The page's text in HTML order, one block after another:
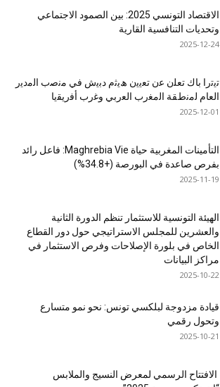
الاقتصاد التونسي 2025: بين الصمود الاجتماعي
وتحديات التنافسية القارية
2025-12-24
ﺗﯾﺗرا ﺑﺎك ﺗﻌﻠن ﻋن ﺗﻌﯾﯾن ھﯾﺛم دﺑﯾش ﻓﻲ ﻣﻧﺻب اﻟﻣدﯾر
اﻟﻌﺎم ﻟﻣﻧطﻘﺔ اﻟﻣﻐرب اﻟﻌرﺑﻲ وﻏرب أﻓرﯾﻘﯾﺎ
2025-12-01
التأمينات المغربية حياة Maghrebia Vie: فاعل رائد
بفرص صاعدة في البورصة (+34.8%)
2025-11-19
الهيئة التونسية للاستثمار تنظم الدورة الثانية
والعشرين للمجلس الاستراتيجي حول دور القطاع
الخاص في بلورة الإصلاحات وفرص الاستثمار في
مراكز البيانات
2025-10-22
قيادة مزدوجة لبلكسي تونس: نحو نمو متسارع
وتحول رقمي
2025-10-21
الافتتاح الرسمي لمعرض النسيج والملابس